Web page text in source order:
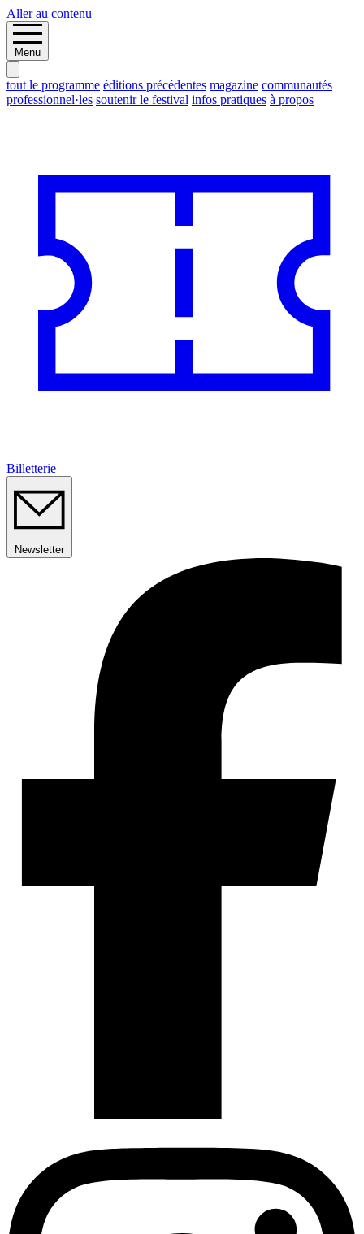
Aller au contenu
Menu
tout le programme éditions précédentes magazine communautés
professionnel·les soutenir le festival infos pratiques à propos
Billetterie
Newsletter